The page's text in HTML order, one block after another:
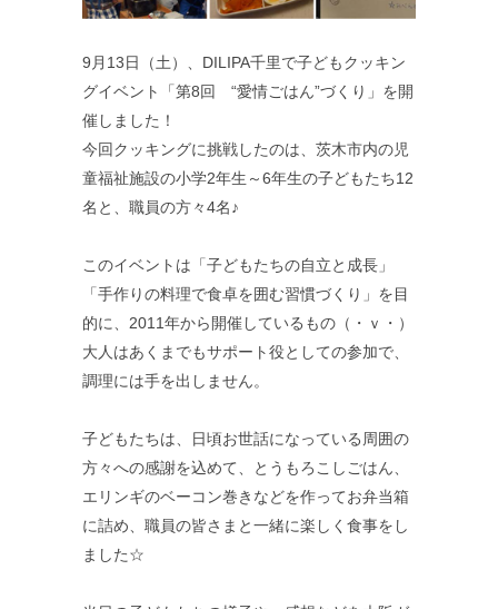
9月13日（土）、DILIPA千里で子どもクッキン
グイベント「第8回 “愛情ごはん”づくり」を開
催しました！
今回クッキングに挑戦したのは、茨木市内の児
童福祉施設の小学2年生～6年生の子どもたち12
名と、職員の方々4名♪
このイベントは「子どもたちの自立と成長」
「手作りの料理で食卓を囲む習慣づくり」を目
的に、2011年から開催しているもの（・ｖ・）
大人はあくまでもサポート役としての参加で、
調理には手を出しません。
子どもたちは、日頃お世話になっている周囲の
方々への感謝を込めて、とうもろこしごはん、
エリンギのベーコン巻きなどを作ってお弁当箱
に詰め、職員の皆さまと一緒に楽しく食事をし
ました☆